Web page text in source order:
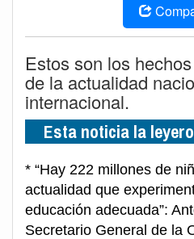
Estos son los
de la actualidad
internacional.
Esta noticia la
* “Hay 222 millones de
actualidad que
educación adecuada”:
Secretario General de la